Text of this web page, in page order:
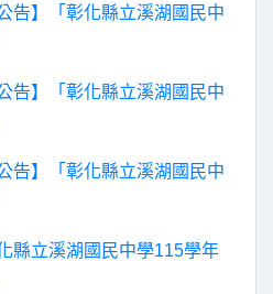
告】「彰化縣立溪湖國民中
告】「彰化縣立溪湖國民中
告】「彰化縣立溪湖國民中
縣立溪湖國民中學115學年